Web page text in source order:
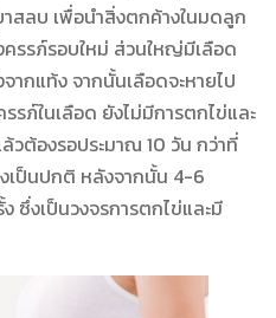
สลบ เพื่อนำสิ่งตกค้างในมดลูก
รรภ์รอบใหม่ ส่วนใหญ่มีเลือด
กแท้ง จากนั้นเลือดจะหายไป
รภ์ในเลือด ยังไม่มีการตกไข่และ
วต้องรอประมาณ 10 วัน กว่าที่
เป็นปกติ หลังจากนั้น 4-6
ซึ่งเป็นวงจรการตกไข่และมี